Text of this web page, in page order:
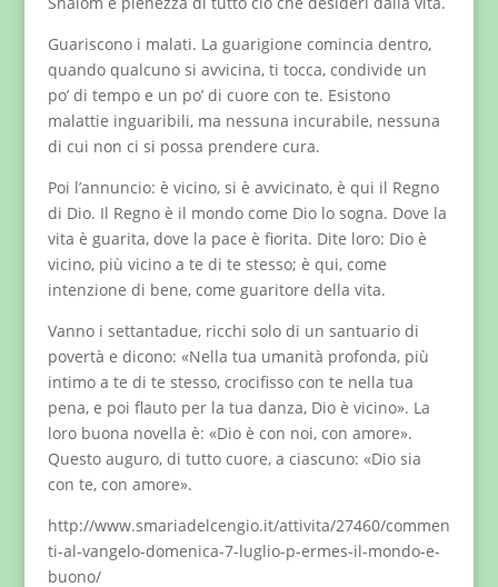
Guariscono i malati. La guarigione comincia dentro,
quando qualcuno si avvicina, ti tocca, condivide un
po’ di tempo e un po’ di cuore con te. Esistono
malattie inguaribili, ma nessuna incurabile, nessuna
di cui non ci si possa prendere cura.
Poi l’annuncio: è vicino, si è avvicinato, è qui il Regno
di Dio. Il Regno è il mondo come Dio lo sogna. Dove la
vita è guarita, dove la pace è fiorita. Dite loro: Dio è
vicino, più vicino a te di te stesso; è qui, come
intenzione di bene, come guaritore della vita.
Vanno i settantadue, ricchi solo di un santuario di
povertà e dicono: «Nella tua umanità profonda, più
intimo a te di te stesso, crocifisso con te nella tua
pena, e poi flauto per la tua danza, Dio è vicino». La
loro buona novella è: «Dio è con noi, con amore».
Questo auguro, di tutto cuore, a ciascuno: «Dio sia
con te, con amore».
http://www.smariadelcengio.it/attivita/27460/commen
ti-al-vangelo-domenica-7-luglio-p-ermes-il-mondo-e-
buono/